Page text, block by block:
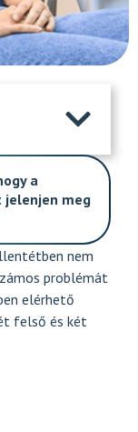
a
meg
nem
problémát
elérhető
felső és két